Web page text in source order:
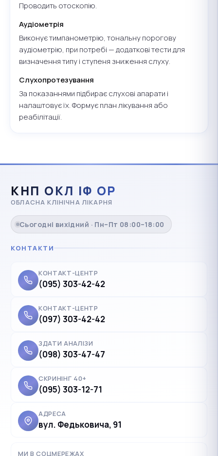
Проводить отоскопію.
Аудіометрія
Виконує тимпанометрію, тональну порогову
аудіометрію, при потребі — додаткові тести для
визначення типу і ступеня зниження слуху.
Слухопротезування
За показаннями підбирає слухові апарати і
налаштовує їх. Формує план лікування або
реабілітації.
КНП ОКЛ ІФ ОР
ОБЛАСНА КЛІНІЧНА ЛІКАРНЯ
Сьогодні вихідний · Пн–Пт 08:00–18:00
КОНТАКТИ
КОНТАКТ-ЦЕНТР
(095) 303-42-42
КОНТАКТ-ЦЕНТР
(097) 303-42-42
ЗДАТИ АНАЛІЗИ
(098) 303-47-47
СКРИНІНГ 40+
(095) 303-12-71
АДРЕСА
вул. Федьковича, 91
МИ В СОЦМЕРЕЖАХ